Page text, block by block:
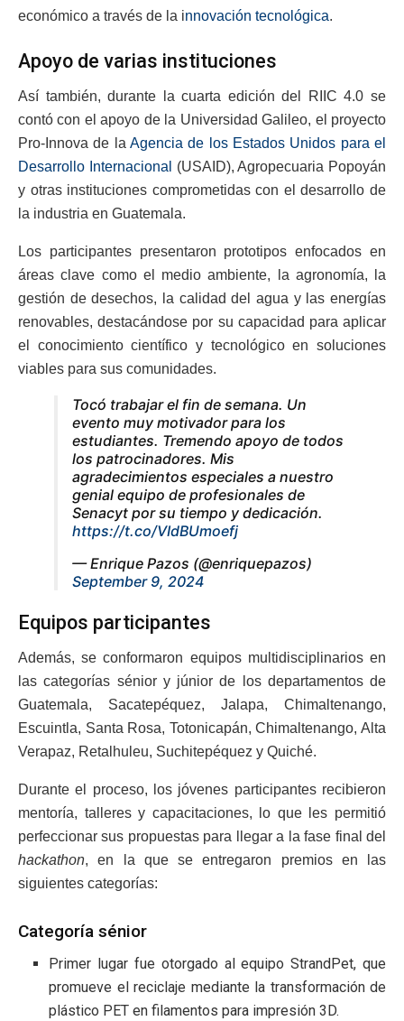
económico a través de la innovación tecnológica.
Apoyo de varias instituciones
Así también, durante la cuarta edición del RIIC 4.0 se
contó con el apoyo de la Universidad Galileo, el proyecto
Pro-Innova de la Agencia de los Estados Unidos para el
Desarrollo Internacional
(USAID), Agropecuaria Popoyán
y otras instituciones comprometidas con el desarrollo de
la industria en Guatemala.
Los participantes presentaron prototipos enfocados en
áreas clave como el medio ambiente, la agronomía, la
gestión de desechos, la calidad del agua y las energías
renovables, destacándose por su capacidad para aplicar
el conocimiento científico y tecnológico en soluciones
viables para sus comunidades.
Tocó trabajar el fin de semana. Un
evento muy motivador para los
estudiantes. Tremendo apoyo de todos
los patrocinadores. Mis
agradecimientos especiales a nuestro
genial equipo de profesionales de
Senacyt por su tiempo y dedicación.
https://t.co/VIdBUmoefj
— Enrique Pazos (@enriquepazos)
September 9, 2024
Equipos participantes
Además, se conformaron equipos multidisciplinarios en
las categorías sénior y júnior de los departamentos de
Guatemala, Sacatepéquez, Jalapa, Chimaltenango,
Escuintla, Santa Rosa, Totonicapán, Chimaltenango, Alta
Verapaz, Retalhuleu, Suchitepéquez y Quiché.
Durante el proceso, los jóvenes participantes recibieron
mentoría, talleres y capacitaciones, lo que les permitió
perfeccionar sus propuestas para llegar a la fase final del
hackathon, en la que se entregaron premios en las
siguientes categorías:
Categoría sénior
Primer lugar fue otorgado al equipo StrandPet, que
promueve el reciclaje mediante la transformación de
plástico PET en filamentos para impresión 3D.